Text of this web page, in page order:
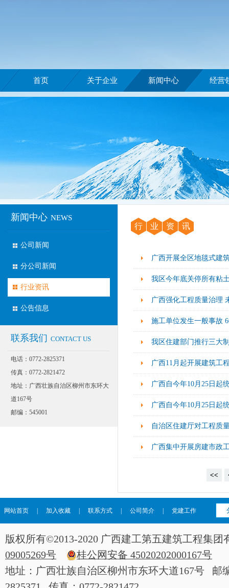
首页 关于企业 新闻中心 经营
新闻中心 NEWS
公司新闻
分公司新闻
行业资讯
公告信息
联系我们 CONTACT US
电话：0772-2825371
传真：0772-2821472
地址：广西壮族自治区柳州市东环大
道167号
邮编：545001
行 业 资 讯
广西开展全区地毯式建
我区今年底关停所有粘
广西强化工程质量治理
施工单位发生一般事故
我区住建部门推行三大
广西自今年10月25日起
广西自今年10月25日起
自治区住建厅对工程质
广西集中开展房建市政
<<
网站首页 加入收藏 联系方式 公司简介 党建工作
版权所有©2013-2020 广西建工第五建筑工程集
09005269号
桂公网安备 45020202000167号
地址：广西壮族自治区柳州市东环大道167号 邮